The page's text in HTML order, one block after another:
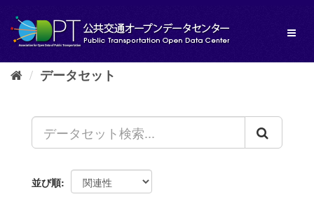
し
データセット
並び順